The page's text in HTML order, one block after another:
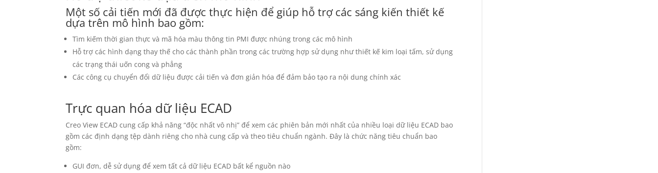
Một số cải tiến mới đã được thực hiện để giúp hỗ trợ các sáng kiến thiết kế
dựa trên mô hình bao gồm:
Tìm kiếm thời gian thực và mã hóa màu thông tin PMI được nhúng trong các mô hình
Hỗ trợ các hình dạng thay thế cho các thành phần trong các trường hợp sử dụng như thiết kế kim loại tấm, sử dụng
các trạng thái uốn cong và phẳng
Các công cụ chuyển đổi dữ liệu được cải tiến và đơn giản hóa để đảm bảo tạo ra nội dung chính xác
Trực quan hóa dữ liệu ECAD
Creo View ECAD cung cấp khả năng “độc nhất vô nhị” để xem các phiên bản mới nhất của nhiều loại dữ liệu ECAD bao
gồm các định dạng tệp dành riêng cho nhà cung cấp và theo tiêu chuẩn ngành. Đây là chức năng tiêu chuẩn bao
gồm:
GUI đơn, dễ sử dụng để xem tất cả dữ liệu ECAD bất kể nguồn nào